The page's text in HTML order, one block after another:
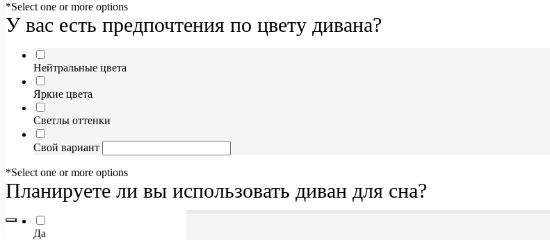
*Select one or more options
У вас есть предпочтения по цвету дивана?
Нейтральные цвета
Яркие цвета
Светлы оттенки
Свой вариант
*Select one or more options
Планируете ли вы использовать диван для сна?
Да